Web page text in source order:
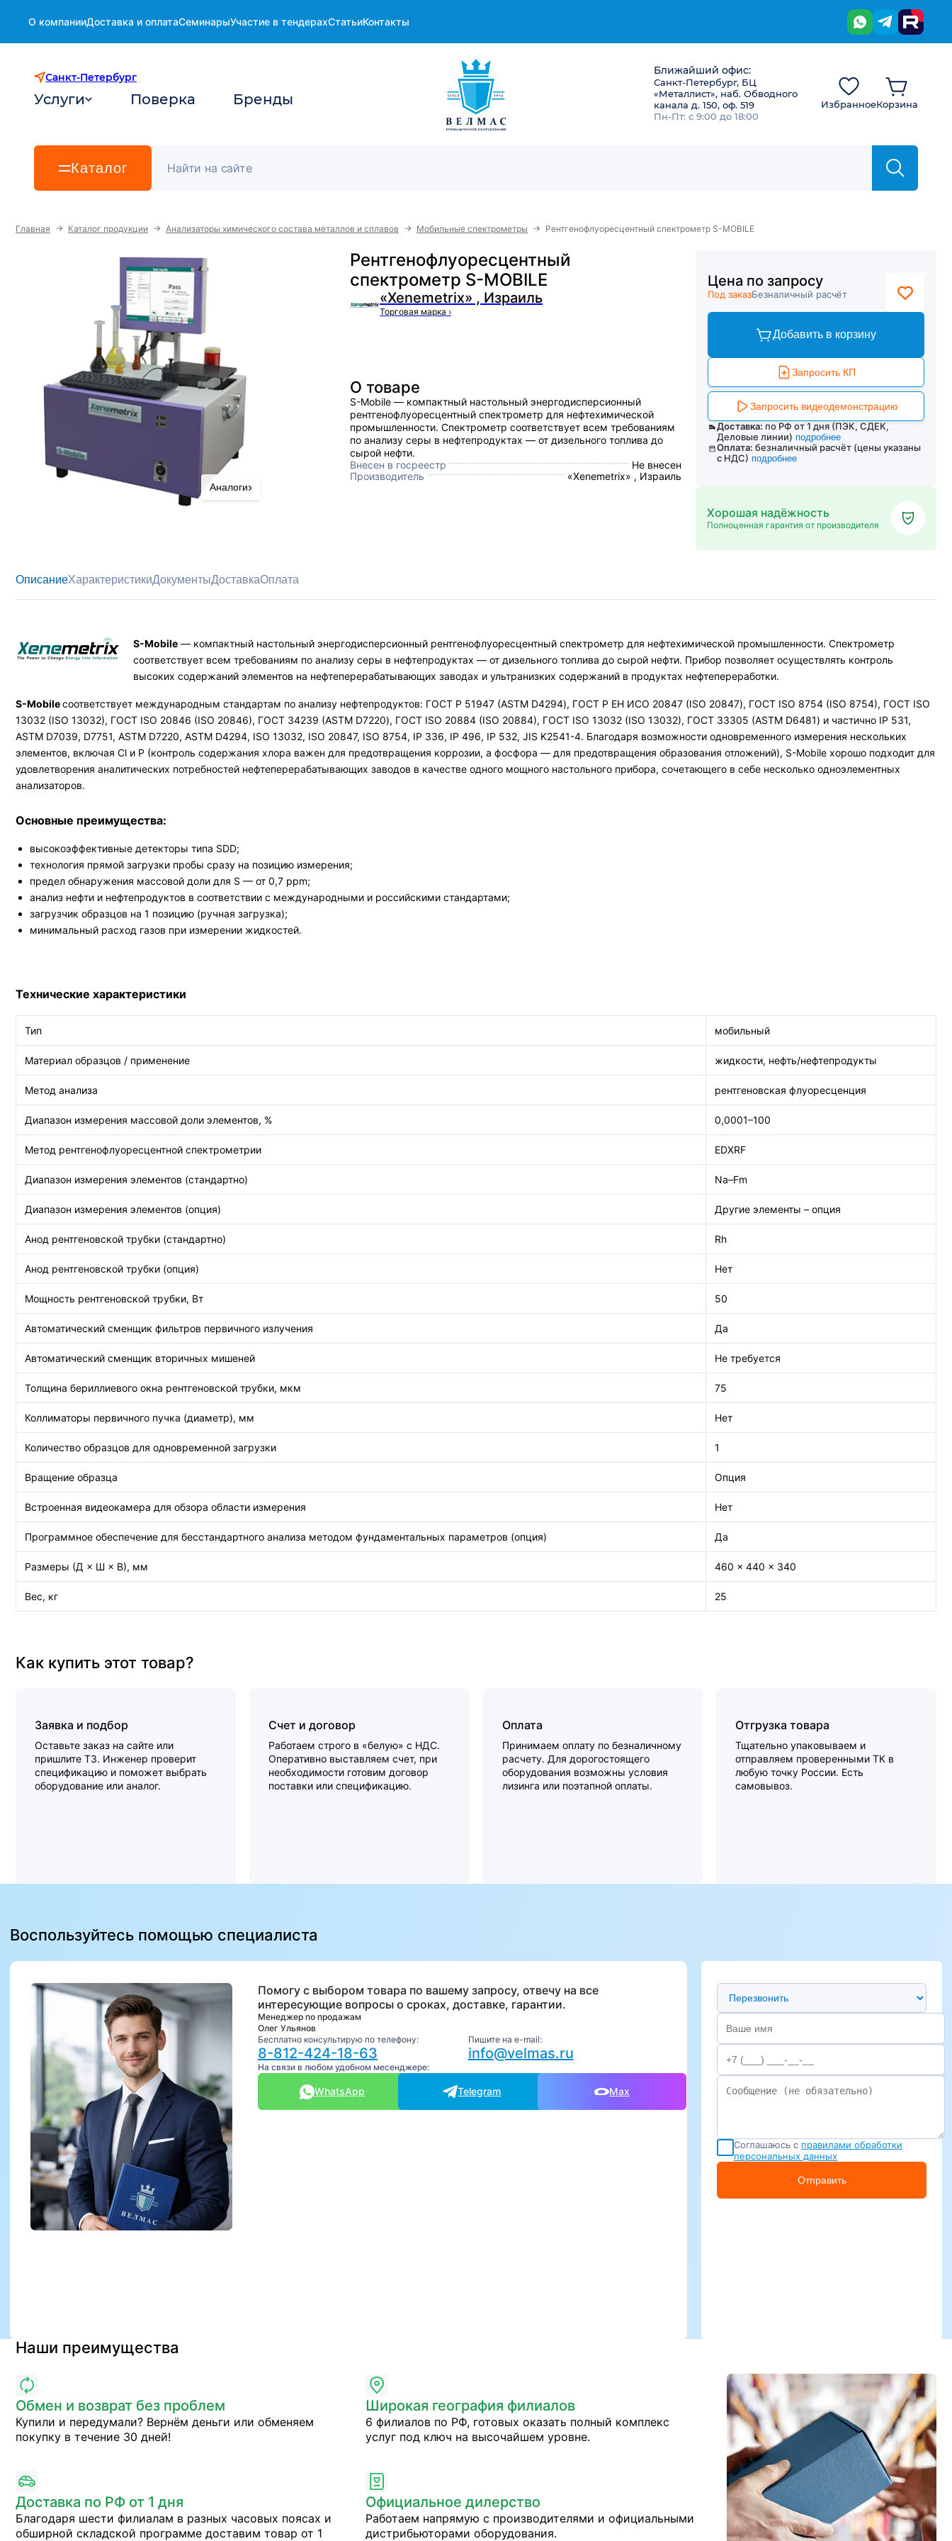
О компанииДоставка и оплатаСеминарыУчастие в тендерахСтатьиКонтакты
Санкт-Петербург
Услуги Поверка Бренды
Ближайший офис:
Санкт-Петербург, БЦ
«Металлист», наб. Обводного
канала д. 150, оф. 519
Пн-Пт: с 9:00 до 18:00
ИзбранноеКорзина
Каталог
Главная → Каталог продукции → Анализаторы химического состава металлов и сплавов → Мобильные спектрометры → Рентгенофлуоресцентный спектрометр S-MOBILE
Рентгенофлуоресцентный
спектрометр S-MOBILE
«Xenemetrix» , Израиль
Торговая марка ›
Аналоги›
О товаре
S-Mobile — компактный настольный энергодисперсионный
рентгенофлуоресцентный спектрометр для нефтехимической
промышленности. Спектрометр соответствует всем требованиям
по анализу серы в нефтепродуктах — от дизельного топлива до
сырой нефти.
Внесен в госреестр
Не внесен
Производитель
«Xenemetrix» , Израиль
Цена по запросу
Под заказБезналичный расчёт
Добавить в корзину
Запросить КП
Запросить видеодемонстрацию
Доставка: по РФ от 1 дня (ПЭК, СДЕК,
Деловые линии) подробнее
Оплата: безналичный расчёт (цены указаны
с НДС) подробнее
Хорошая надёжность
Полноценная гарантия от производителя
ОписаниеХарактеристикиДокументыДоставкаОплата
S-Mobile — компактный настольный энергодисперсионный рентгенофлуоресцентный спектрометр для нефтехимической промышленности. Спектрометр
соответствует всем требованиям по анализу серы в нефтепродуктах — от дизельного топлива до сырой нефти. Прибор позволяет осуществлять контроль
высоких содержаний элементов на нефтеперерабатывающих заводах и ультранизких содержаний в продуктах нефтепереработки.
S-Mobileсоответствует международным стандартам по анализу нефтепродуктов: ГОСТ Р 51947 (ASTM D4294), ГОСТ Р ЕН ИСО 20847 (ISO 20847), ГОСТ ISO 8754 (ISO 8754), ГОСТ ISO
13032 (ISO 13032), ГОСТ ISO 20846 (ISO 20846), ГОСТ 34239 (ASTM D7220), ГОСТ ISO 20884 (ISO 20884), ГОСТ ISO 13032 (ISO 13032), ГОСТ 33305 (ASTM D6481) и частично IP 531,
ASTM D7039, D7751, ASTM D7220, ASTM D4294, ISO 13032, ISO 20847, ISO 8754, IP 336, IP 496, IP 532, JIS K2541-4. Благодаря возможности одновременного измерения нескольких
элементов, включая Cl и P (контроль содержания хлора важен для предотвращения коррозии, а фосфора — для предотвращения образования отложений), S-Mobile хорошо подходит для
удовлетворения аналитических потребностей нефтеперерабатывающих заводов в качестве одного мощного настольного прибора, сочетающего в себе несколько одноэлементных
анализаторов.
Основные преимущества:
высокоэффективные детекторы типа SDD;
технология прямой загрузки пробы сразу на позицию измерения;
предел обнаружения массовой доли для S — от 0,7 ppm;
анализ нефти и нефтепродуктов в соответствии с международными и российскими стандартами;
загрузчик образцов на 1 позицию (ручная загрузка);
минимальный расход газов при измерении жидкостей.
Технические характеристики
Тип мобильный
Материал образцов / применение жидкости, нефть/нефтепродукты
Метод анализа рентгеновская флуоресценция
Диапазон измерения массовой доли элементов, % 0,0001–100
Метод рентгенофлуоресцентной спектрометрии EDXRF
Диапазон измерения элементов (стандартно) Na–Fm
Диапазон измерения элементов (опция) Другие элементы – опция
Анод рентгеновской трубки (стандартно) Rh
Анод рентгеновской трубки (опция) Нет
Мощность рентгеновской трубки, Вт 50
Автоматический сменщик фильтров первичного излучения Да
Автоматический сменщик вторичных мишеней Не требуется
Толщина бериллиевого окна рентгеновской трубки, мкм 75
Коллиматоры первичного пучка (диаметр), мм Нет
Количество образцов для одновременной загрузки 1
Вращение образца Опция
Встроенная видеокамера для обзора области измерения Нет
Программное обеспечение для бесстандартного анализа методом фундаментальных параметров (опция) Да
Размеры (Д × Ш × В), мм 460 × 440 × 340
Вес, кг 25
Как купить этот товар?
Заявка и подбор
Оставьте заказ на сайте или
пришлите ТЗ. Инженер проверит
спецификацию и поможет выбрать
оборудование или аналог.
Счет и договор
Работаем строго в «белую» с НДС.
Оперативно выставляем счет, при
необходимости готовим договор
поставки или спецификацию.
Оплата
Принимаем оплату по безналичному
расчету. Для дорогостоящего
оборудования возможны условия
лизинга или поэтапной оплаты.
Отгрузка товара
Тщательно упаковываем и
отправляем проверенными ТК в
любую точку России. Есть
самовывоз.
Воспользуйтесь помощью специалиста
Помогу с выбором товара по вашему запросу, отвечу на все
интересующие вопросы о сроках, доставке, гарантии.
Менеджер по продажам
Олег Ульянов
Бесплатно консультирую по телефону:
8-812-424-18-63
Пишите на e-mail:
info@velmas.ru
На связи в любом удобном месенджере:
WhatsApp Telegram Max
Предпочтительный способ связи
Соглашаюсь с правилами обработки
персональных данных
Отправить
Наши преимущества
Обмен и возврат без проблем
Купили и передумали? Вернём деньги или обменяем
покупку в течение 30 дней!
Широкая география филиалов
6 филиалов по РФ, готовых оказать полный комплекс
услуг под ключ на высочайшем уровне.
Доставка по РФ от 1 дня
Благодаря шести филиалам в разных часовых поясах и
обширной складской программе доставим товар от 1
Официальное дилерство
Работаем напрямую с производителями и официальными
дистрибьюторами оборудования.